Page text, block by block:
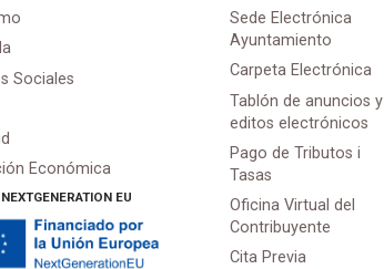
Sociales
Económica
EU
Sede Electrónica
Ayuntamiento
Carpeta Electrónica
Tablón de anuncios y
editos electrónicos
Pago de Tributos i
Tasas
Oficina Virtual del
Contribuyente
Cita Previa